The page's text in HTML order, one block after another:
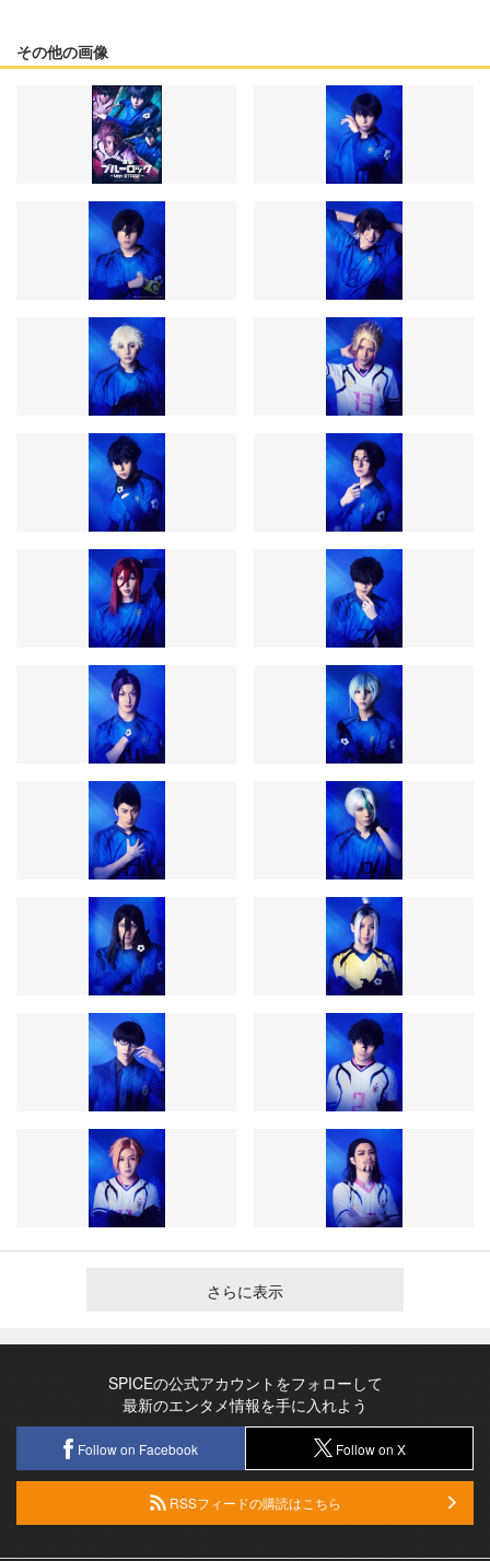
その他の画像
さらに表示
SPICEの公式アカウントをフォローして
最新のエンタメ情報を手に入れよう
Follow on Facebook Follow on X
RSSフィードの購読はこちら